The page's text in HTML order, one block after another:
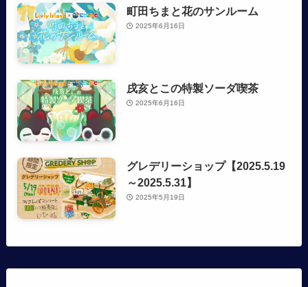
町田ちまと花のサンルーム
2025年6月16日
戌亥とこの特製ソーダ喫茶
2025年6月16日
グレデリーショップ【2025.5.19
～2025.5.31】
2025年5月19日